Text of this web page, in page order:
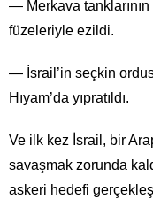
— Merkava
füzeleriyle ezildi.
— İsrail’in seçkin
Hıyam’da yıpratıldı.
Ve ilk kez İsrail, bir
savaşmak zorunda
askeri hedefi